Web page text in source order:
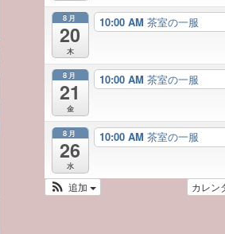
8月
20
木
10:00 AM 茶室の一服
8月
21
金
10:00 AM 茶室の一服
8月
26
水
10:00 AM 茶室の一服
カレン
追加